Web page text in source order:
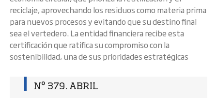
reciclaje, aprovechando los residuos como materia prima
para nuevos procesos y evitando que su destino final
sea el vertedero. La entidad financiera recibe esta
certificación que ratifica su compromiso con la
sostenibilidad, una de sus prioridades estratégicas
Nº 379. ABRIL